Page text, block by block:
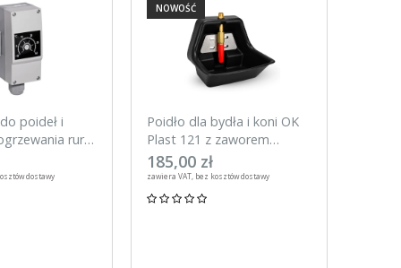
poideł i
rur,
dostawy
Poidło dla bydła i koni OK
Plast 121 z zaworem
rurowym 3l
185,00 zł
zawiera VAT, bez kosztów dostawy
NOWOŚĆ